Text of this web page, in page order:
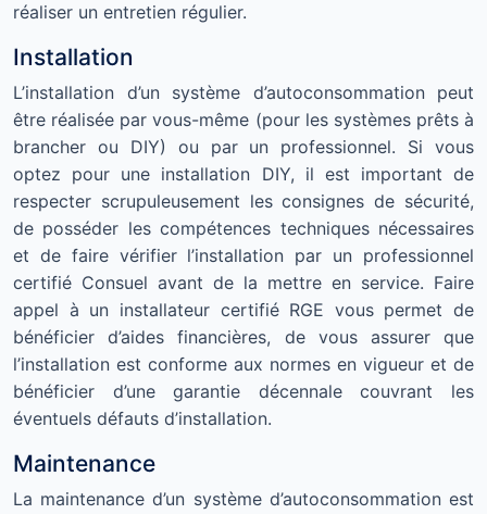
réaliser un entretien régulier.
Installation
L’installation d’un système d’autoconsommation peut
être réalisée par vous-même (pour les systèmes prêts à
brancher ou DIY) ou par un professionnel. Si vous
optez pour une installation DIY, il est important de
respecter scrupuleusement les consignes de sécurité,
de posséder les compétences techniques nécessaires
et de faire vérifier l’installation par un professionnel
certifié Consuel avant de la mettre en service. Faire
appel à un installateur certifié RGE vous permet de
bénéficier d’aides financières, de vous assurer que
l’installation est conforme aux normes en vigueur et de
bénéficier d’une garantie décennale couvrant les
éventuels défauts d’installation.
Maintenance
La maintenance d’un système d’autoconsommation est